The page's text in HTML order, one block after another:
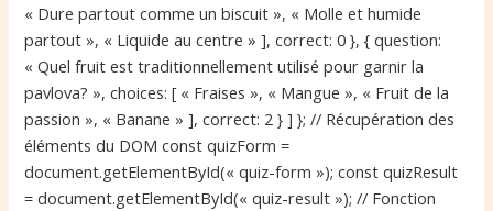
« Dure partout comme un biscuit », « Molle et humide
partout », « Liquide au centre » ], correct: 0 }, { question:
« Quel fruit est traditionnellement utilisé pour garnir la
pavlova? », choices: [ « Fraises », « Mangue », « Fruit de la
passion », « Banane » ], correct: 2 } ] }; // Récupération des
éléments du DOM const quizForm =
document.getElementById(« quiz-form »); const quizResult
= document.getElementById(« quiz-result »); // Fonction